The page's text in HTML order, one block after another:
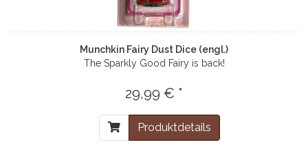
Munchkin Fairy Dust Dice (engl.)
The Sparkly Good Fairy is back!
29,99 € *
Produktdetails